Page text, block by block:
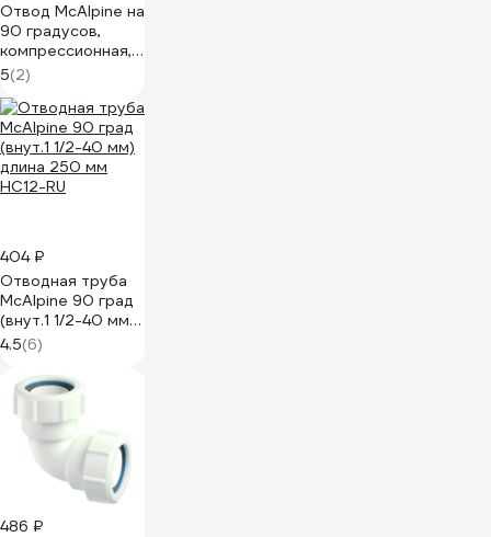
Отвод McAlpine на
90 градусов,
компрессионная, 1
1/4 вн х Ду=32 мм.,
белый 32FS-WH
5(2)
404 ₽
Отводная труба
McAlpine 90 град
(внут.1 1/2-40 мм)
длина 250 мм
HC12-RU
4.5(6)
486 ₽